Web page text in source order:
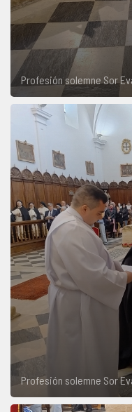
Profesión solemne Sor
Profesión solemne Sor